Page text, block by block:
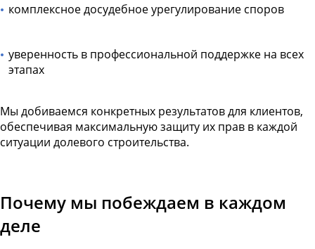
комплексное досудебное урегулирование споров
уверенность в профессиональной поддержке на всех
этапах
Мы добиваемся конкретных результатов для клиентов,
обеспечивая максимальную защиту их прав в каждой
ситуации долевого строительства.
Почему мы побеждаем в каждом
деле